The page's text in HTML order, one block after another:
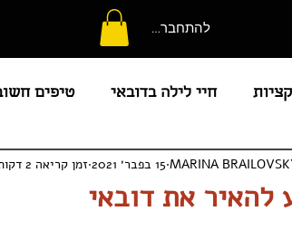
להתחברות
חיי לילה בדובאי טיפים
עניין מלונות מזג אוויר
להאיר את דובאי
MARINA 15 בפבר׳ 2021 זמן קריאה 2 דקות